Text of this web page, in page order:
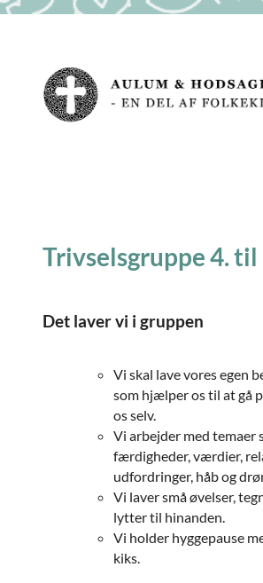
Trivselsgruppe 4. til
Det laver vi i gruppen
Vi skal lave vores egen
som hjælper os til at gå
os selv.
Vi arbejder med temaer
færdigheder, værdier,
udfordringer, håb og
Vi laver små øvelser,
lytter til hinanden.
Vi holder hyggepause
kiks.